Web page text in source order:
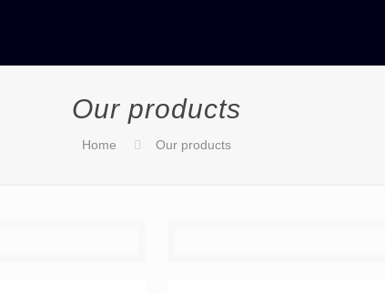
Our products
Home Our products